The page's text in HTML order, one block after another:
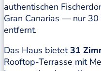
authentischen
Gran Canarias — nur 30
entfernt.
Das Haus bietet31
Rooftop-Terrasse mit